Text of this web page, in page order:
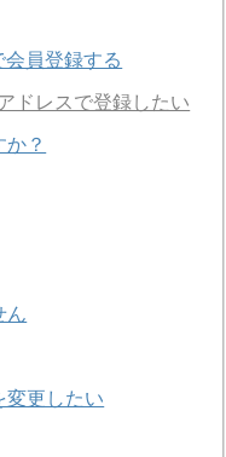
員登録する
ドレスで登録したい
？
ん
変更したい